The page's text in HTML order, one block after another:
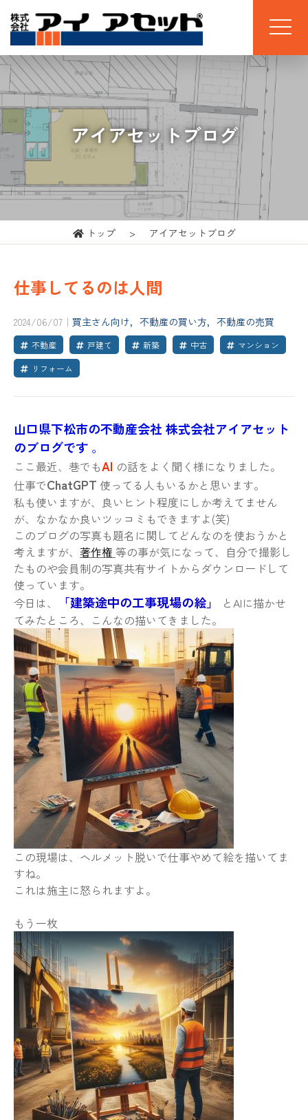
アイアセットブログ
トップ アイアセットブログ
仕事してるのは人間
2024/06/07｜ 買主さん向け，不動産の買い方，不動産の売買
不動産 戸建て 新築 中古
マンション
リフォーム
山口県下松市の不動産会社 株式会社アイアセット
のブログです 。
ここ最近、巷でもAI の話をよく聞く様になりました。
仕事でChatGPT 使ってる人もいるかと思います。
私も使いますが、良いヒント程度にしか考えてません
が、なかなか良いツッコミもできますよ(笑)
このブログの写真も題名に関してどんなのを使おうかと
考えますが、 著作権 等の事が気になって、自分で撮影し
たものや会員制の写真共有サイトからダウンロードして
使っています。
今日は、
「建築途中の工事現場の絵」
とAIに描かせ
てみたところ、こんなの描いてきました。
この現場は、ヘルメット脱いで仕事やめて絵を描いてま
すね。
これは施主に怒られますよ。
もう一枚